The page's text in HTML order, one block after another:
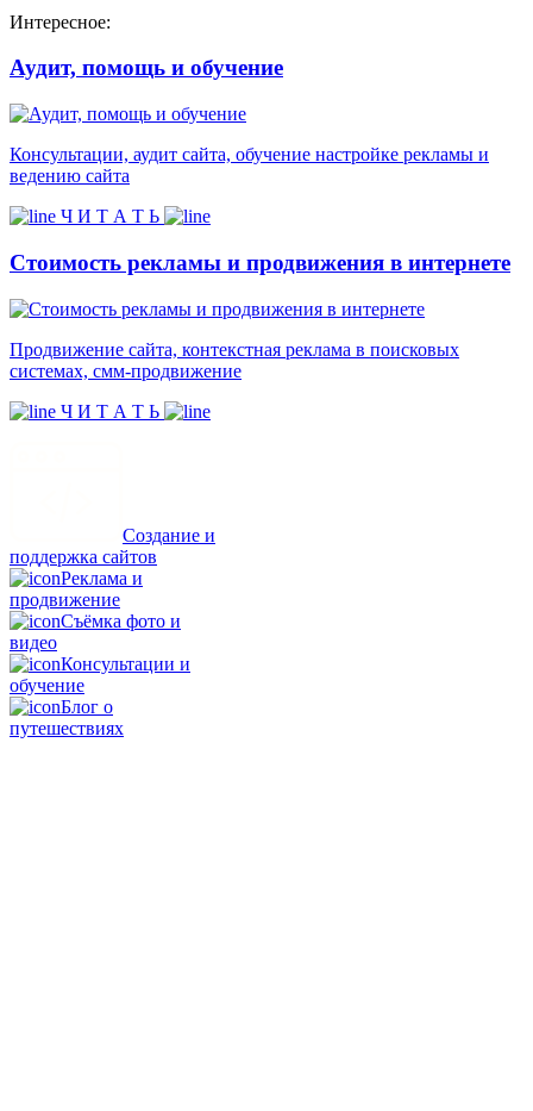
Интересное:
Аудит, помощь и обучение
Консультации, аудит сайта, обучение настройке рекламы и
ведению сайта
Ч И Т А Т Ь
Стоимость рекламы и продвижения в интернете
Продвижение сайта, контекстная реклама в поисковых
системах, смм-продвижение
Ч И Т А Т Ь
Создание и
поддержка сайтов
Реклама и
продвижение
Съёмка фото и
видео
Консультации и
обучение
Блог о
путешествиях